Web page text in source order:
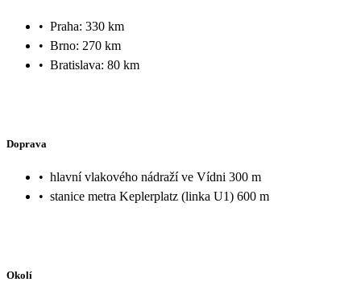
• Praha: 330 km
• Brno: 270 km
• Bratislava: 80 km
Doprava
• hlavní vlakového nádraží ve Vídni 300 m
• stanice metra Keplerplatz (linka U1) 600 m
Okolí